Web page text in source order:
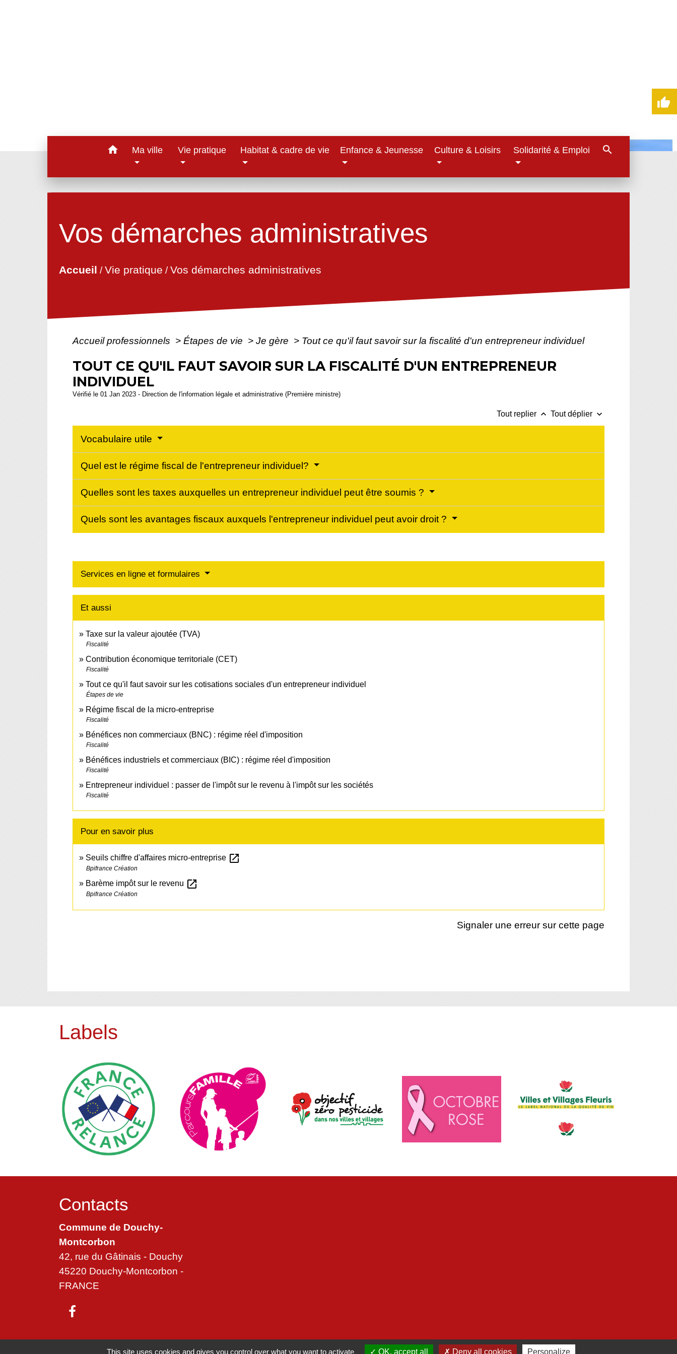
home Ma ville Vie pratique Habitat & cadre de vie Enfance & Jeunesse Culture & Loisirs Solidarité & Emploi search
Vos démarches administratives
Accueil /Vie pratique /Vos démarches administratives
Accueil professionnels > Étapes de vie > Je gère > Tout ce qu'il faut savoir sur la fiscalité d'un entrepreneur individuel
TOUT CE QU'IL FAUT SAVOIR SUR LA FISCALITÉ D'UN ENTREPRENEUR
INDIVIDUEL
Vérifié le 01 Jan 2023 - Direction de l'information légale et administrative (Première ministre)
Tout replier keyboard_arrow_up Tout déplier keyboard_arrow_down
Vocabulaire utile
Quel est le régime fiscal de l'entrepreneur individuel?
Quelles sont les taxes auxquelles un entrepreneur individuel peut être soumis ?
Quels sont les avantages fiscaux auxquels l'entrepreneur individuel peut avoir droit ?
Services en ligne et formulaires
Et aussi
Taxe sur la valeur ajoutée (TVA)
Fiscalité
Contribution économique territoriale (CET)
Fiscalité
Tout ce qu'il faut savoir sur les cotisations sociales d'un entrepreneur individuel
Étapes de vie
Régime fiscal de la micro-entreprise
Fiscalité
Bénéfices non commerciaux (BNC) : régime réel d'imposition
Fiscalité
Bénéfices industriels et commerciaux (BIC) : régime réel d'imposition
Fiscalité
Entrepreneur individuel : passer de l'impôt sur le revenu à l'impôt sur les sociétés
Fiscalité
Pour en savoir plus
Seuils chiffre d'affaires micro-entreprise open_in_new
Bpifrance Création
Barème impôt sur le revenu open_in_new
Bpifrance Création
Signaler une erreur sur cette page
Labels
thumb_up
Contacts
Commune de Douchy-
Montcorbon
42, rue du Gâtinais - Douchy
45220 Douchy-Montcorbon -
FRANCE
This site uses cookies and gives you control over what you want to activate OK, accept all Deny all cookies Personalize